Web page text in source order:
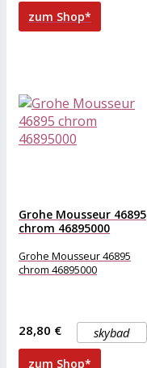
beanspruchtes
zum Shop*
Grohe Mousseur 46895
chrom 46895000
Grohe Mousseur 46895
chrom 46895000
skybad
28,80 €
zum Shop*